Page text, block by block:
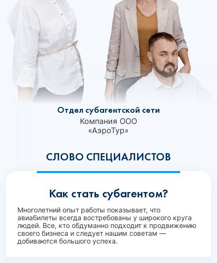
СЛОВО СПЕЦИАЛИСТОВ
Отдел субагентской сети
Компания ООО
«АэроТур»‎
Как стать субагентом?
Многолетний опыт работы показывает, что
авиабилеты всегда востребованы у широкого круга
людей. Все, кто обдуманно подходит к продвижению
своего бизнеса и следует нашим советам —
добиваются большого успеха.